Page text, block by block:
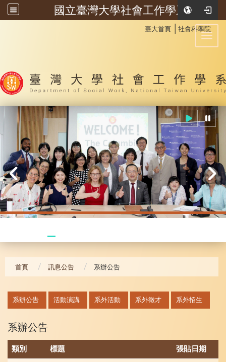
國立臺灣大學社會工作學系
臺大首頁 社會科學院
首頁 訊息公告 系辦公告
系辦公告 活動演講 系外活動 系外徵才 系外招生
系辦公告
類別 標題 張貼日期